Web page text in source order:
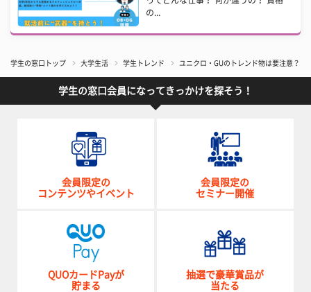
の...
学生の窓口トップ 大学生活 学生トレンド ユニクロ・GUのトレンド物は要注意？
学生の窓口会員になってきっかけを探そう！
会員限定の
コンテンツやイベント
会員限定の
セミナー開催
QUOカードPayが
貯まる
抽選で豪華賞品が
当たる